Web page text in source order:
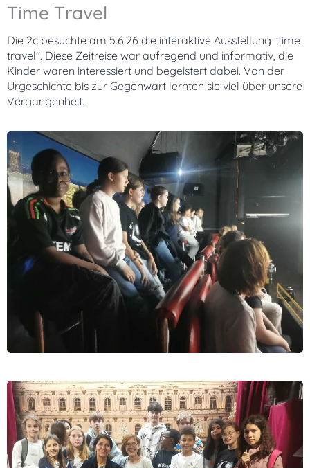
Time Travel
Die 2c besuchte am 5.6.26 die interaktive Ausstellung "time
travel". Diese Zeitreise war aufregend und informativ, die
Kinder waren interessiert und begeistert dabei. Von der
Urgeschichte bis zur Gegenwart lernten sie viel über unsere
Vergangenheit.